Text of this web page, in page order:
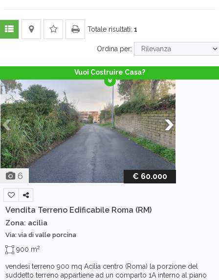
Totale risultati: 1
Ordina per:
Vuoi Costruire Casa?
6 € 60.000
Vendita Terreno Edificabile Roma (RM)
Zona: acilia
Via: via di valle porcina
900 m2
vendesi terreno 900 mq Acilia centro (Roma) la porzione del
suddetto terreno appartiene ad un comparto 1A interno al piano